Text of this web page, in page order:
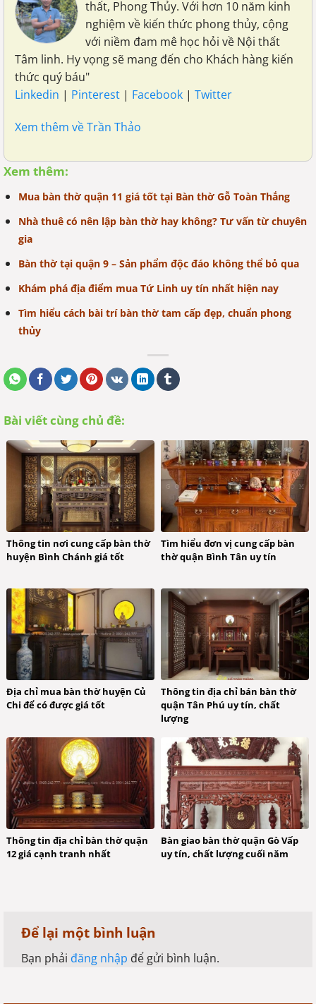
thất, Phong Thủy. Với hơn 10 năm kinh
nghiệm về kiến thức phong thủy, cộng
với niềm đam mê học hỏi về Nội thất
Tâm linh. Hy vọng sẽ mang đến cho Khách hàng kiến
thức quý báu"
Linkedin | Pinterest | Facebook | Twitter
Xem thêm về Trần Thảo
Xem thêm:
Mua bàn thờ quận 11 giá tốt tại Bàn thờ Gỗ Toàn Thắng
Nhà thuê có nên lập bàn thờ hay không? Tư vấn từ chuyên
gia
Bàn thờ tại quận 9 – Sản phẩm độc đáo không thể bỏ qua
Khám phá địa điểm mua Tứ Linh uy tín nhất hiện nay
Tìm hiểu cách bài trí bàn thờ tam cấp đẹp, chuẩn phong
thủy
Bài viết cùng chủ đề:
Thông tin nơi cung cấp bàn thờ
huyện Bình Chánh giá tốt
Tìm hiểu đơn vị cung cấp bàn
thờ quận Bình Tân uy tín
Địa chỉ mua bàn thờ huyện Củ
Chi để có được giá tốt
Thông tin địa chỉ bán bàn thờ
quận Tân Phú uy tín, chất
lượng
Thông tin địa chỉ bàn thờ quận
12 giá cạnh tranh nhất
Bàn giao bàn thờ quận Gò Vấp
uy tín, chất lượng cuối năm
Để lại một bình luận
Bạn phải đăng nhập để gửi bình luận.